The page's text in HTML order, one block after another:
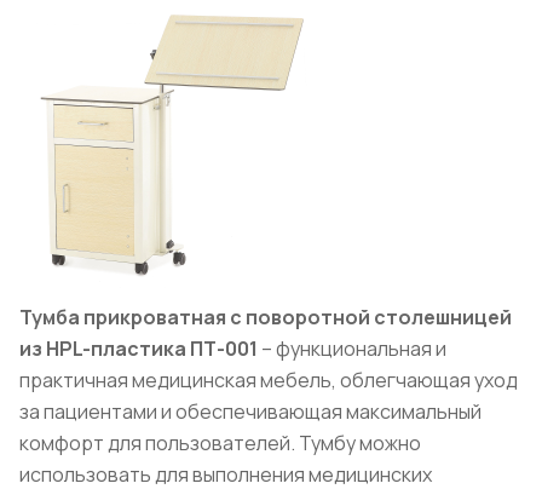
Тумба прикроватная с поворотной столешницей
из HPL-пластика ПТ-001 – функциональная и
практичная медицинская мебель, облегчающая уход
за пациентами и обеспечивающая максимальный
комфорт для пользователей. Тумбу можно
использовать для выполнения медицинских